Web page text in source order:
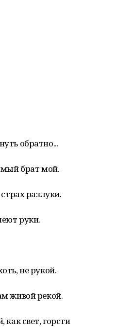
обратно...
брат мой.
разлуки.
руки.
не рукой.
живой рекой.
как свет, горсти